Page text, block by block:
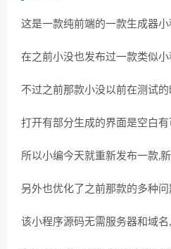
这是一款纯前端的一款生成器小
在之前小没也发布过一款类似小
不过之前那款小没以前在测试的
打开有部分生成的界面是空白
所以小编今天就重新发布一款,
另外也优化了之前那款的多种问
该小程序源码无需服务器和域